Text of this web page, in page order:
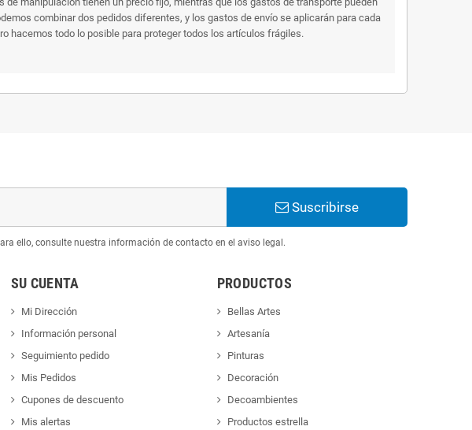
combinar dos pedidos diferentes, y los gastos de envío se aplicarán para cada
hacemos todo lo posible para proteger todos los artículos frágiles.
Suscribirse
ello, consulte nuestra información de contacto en el aviso legal.
SU CUENTA
Mi Dirección
Información personal
Seguimiento pedido
Mis Pedidos
Cupones de descuento
Mis alertas
PRODUCTOS
Bellas Artes
Artesanía
Pinturas
Decoración
Decoambientes
Productos estrella